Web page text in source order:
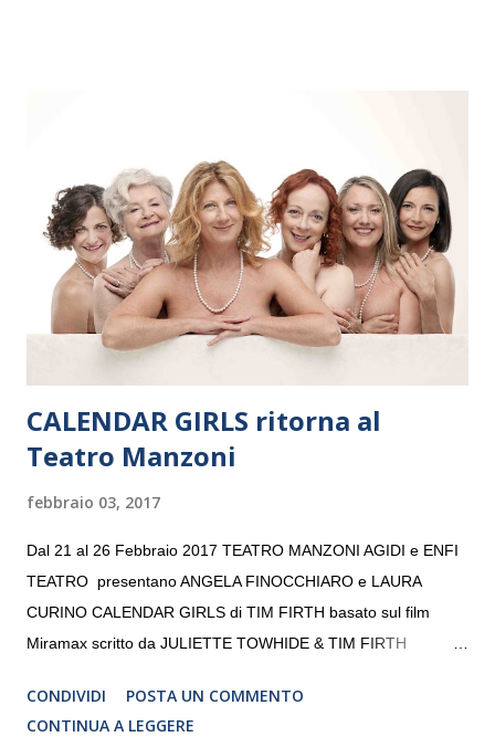
“Settembre dell’Accademia” dove si esibirà per il secondo anno
consecutivo. Il pubblico milanese avrà il piacere di applaudire i
giovani artisti della Baltic Sea Youth Philharmonic per la quarta
volta. L’orchestra, fondata nel 2008 da Kristjan Järvi (affiancato
da un prestigioso consiglio di consulent...
CALENDAR GIRLS ritorna al
Teatro Manzoni
febbraio 03, 2017
Dal 21 al 26 Febbraio 2017 TEATRO MANZONI AGIDI e ENFI
TEATRO presentano ANGELA FINOCCHIARO e LAURA
CURINO CALENDAR GIRLS di TIM FIRTH basato sul film
Miramax scritto da JULIETTE TOWHIDE & TIM FIRTH
CRISTINA PEZZOLI
CONDIVIDI
POSTA UN COMMENTO
CONTINUA A LEGGERE